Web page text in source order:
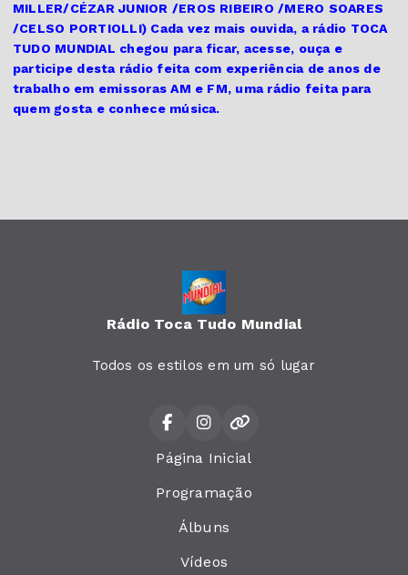
MILLER/CÉZAR JUNIOR /EROS RIBEIRO /MERO SOARES
/CELSO PORTIOLLI) Cada vez mais ouvida, a rádio TOCA
TUDO MUNDIAL chegou para ficar, acesse, ouça e
participe desta rádio feita com experiência de anos de
trabalho em emissoras AM e FM, uma rádio feita para
quem gosta e conhece música.
Rádio Toca Tudo Mundial
Todos os estilos em um só lugar
Página Inicial
Programação
Álbuns
Vídeos